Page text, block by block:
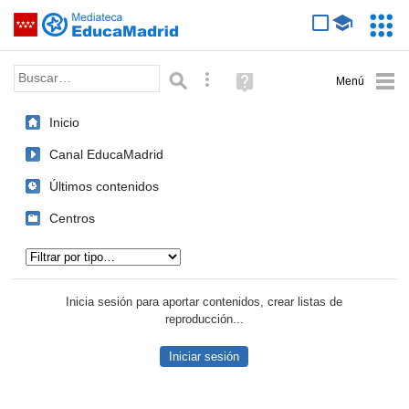
Saltar navegación
Palabra o frase: Búsqueda avanzada
Ayuda
(en
Inicio
Canal EducaMadrid
Últimos contenidos
Centros
Inicia sesión para aportar contenidos, crear listas de
reproducción...
Iniciar sesión